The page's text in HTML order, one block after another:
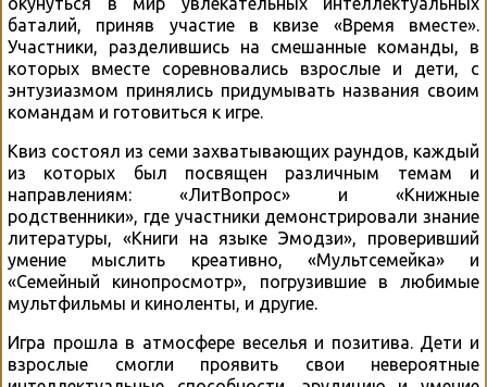
баталий, приняв участие в квизе «Время вместе».
Участники, разделившись на смешанные команды, в
которых вместе соревновались взрослые и дети, с
энтузиазмом принялись придумывать названия своим
командам и готовиться к игре.
Квиз состоял из семи захватывающих раундов, каждый
из которых был посвящен различным темам и
направлениям: «ЛитВопрос» и «Книжные
родственники», где участники демонстрировали знание
литературы, «Книги на языке Эмодзи», проверивший
умение мыслить креативно, «Мультсемейка» и
«Семейный кинопросмотр», погрузившие в любимые
мультфильмы и киноленты, и другие.
Игра прошла в атмосфере веселья и позитива. Дети и
взрослые смогли проявить свои невероятные